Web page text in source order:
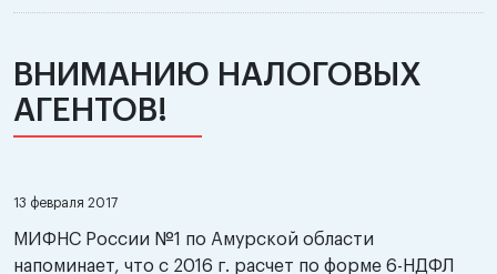
ВНИМАНИЮ НАЛОГОВЫХ
АГЕНТОВ!
13 февраля 2017
МИФНС России №1 по Амурской области
напоминает, что с 2016 г. расчет по форме 6-НДФЛ